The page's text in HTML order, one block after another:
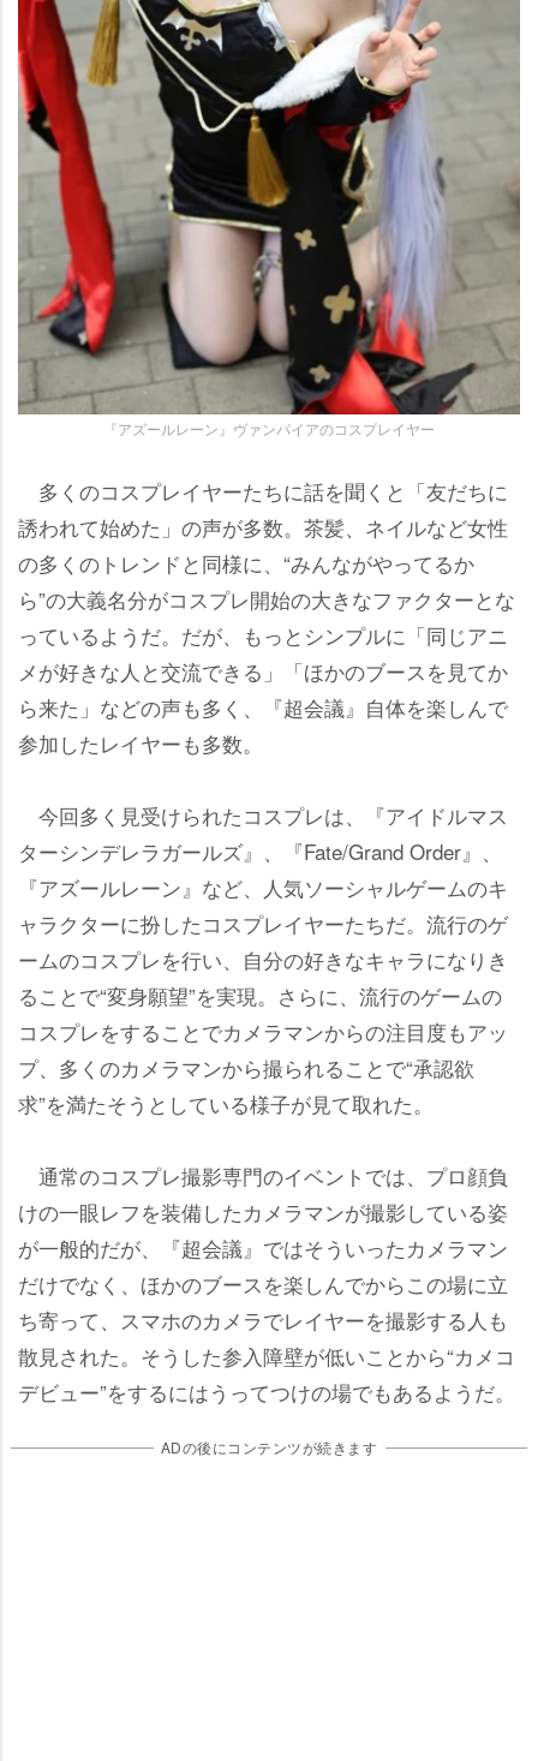
『アズールレーン』ヴァンパイアのコスプレイヤー
多くのコスプレイヤーたちに話を聞くと「友だちに
誘われて始めた」の声が多数。茶髪、ネイルなど女性
の多くのトレンドと同様に、“みんながやってるか
ら”の大義名分がコスプレ開始の大きなファクターとな
っているようだ。だが、もっとシンプルに「同じアニ
メが好きな人と交流できる」「ほかのブースを見てか
ら来た」などの声も多く、『超会議』自体を楽しんで
参加したレイヤーも多数。
今回多く見受けられたコスプレは、『アイドルマス
ターシンデレラガールズ』、『Fate/Grand Order』、
『アズールレーン』など、人気ソーシャルゲームのキ
ャラクターに扮したコスプレイヤーたちだ。流行のゲ
ームのコスプレを行い、自分の好きなキャラになりき
ることで“変身願望”を実現。さらに、流行のゲームの
コスプレをすることでカメラマンからの注目度もアッ
プ、多くのカメラマンから撮られることで“承認欲
求”を満たそうとしている様子が見て取れた。
通常のコスプレ撮影専門のイベントでは、プロ顔負
けの一眼レフを装備したカメラマンが撮影している姿
が一般的だが、『超会議』ではそういったカメラマン
だけでなく、ほかのブースを楽しんでからこの場に立
ち寄って、スマホのカメラでレイヤーを撮影する人も
散見された。そうした参入障壁が低いことから“カメコ
デビュー”をするにはうってつけの場でもあるようだ。
ADの後にコンテンツが続きます